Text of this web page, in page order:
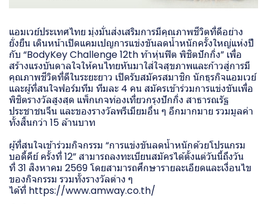
แอมเวย์ประเทศไทย มุ่งมั่นส่งเสริมการมีคุณภาพชีวิตที่ดีอย่าง
ยั่งยืน เดินหน้าเปิดแคมเปญการแข่งขันลดน้ำหนักครั้งใหญ่แห่งปี
กับ “BodyKey Challenge 12th ท้าหุ่นฟิต พิชิตปักกิ่ง” เพื่อ
สร้างแรงบันดาลใจให้คนไทยหันมาใส่ใจสุขภาพและก้าวสู่การมี
คุณภาพชีวิตที่ดีในระยะยาว เปิดรับสมัครสมาชิก นักธุรกิจแอมเวย์
และผู้ที่สนใจฟอร์มทีม ทีมละ 4 คน สมัครเข้าร่วมการแข่งขันเพื่อ
พิชิตรางวัลสูงสุด แพ็กเกจท่องเที่ยวกรุงปักกิ่ง สาธารณรัฐ
ประชาชนจีน และของรางวัลพรีเมียมอื่น ๆ อีกมากมาย รวมมูลค่า
ทั้งสิ้นกว่า 15 ล้านบาท
ผู้ที่สนใจเข้าร่วมกิจกรรม “การแข่งขันลดน้ำหนักด้วยโปรแกรม
บอดี้คีย์ ครั้งที่ 12” สามารถลงทะเบียนสมัครได้ตั้งแต่วันนี้ถึงวัน
ที่ 31 สิงหาคม 2569 โดยสามารถศึกษารายละเอียดและเงื่อนไข
ของกิจกรรม รวมทั้งรางวัลต่าง ๆ
ได้ที่ https://www.amway.co.th/